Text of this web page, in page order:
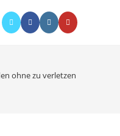
ohne zu verletzen